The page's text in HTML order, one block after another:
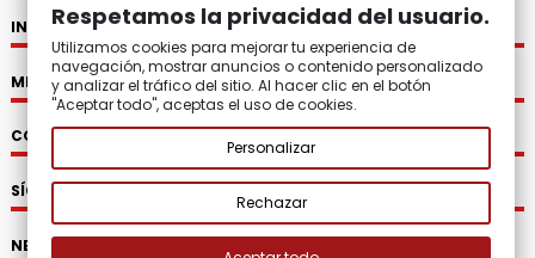
INFORMACIÓN
MI CUENTA
CONTACTO
SÍGUENOS
NEWSLETTER
Respetamos la privacidad del usuario.
Utilizamos cookies para mejorar tu experiencia de
navegación, mostrar anuncios o contenido personalizado
y analizar el tráfico del sitio. Al hacer clic en el botón
"Aceptar todo", aceptas el uso de cookies.
Personalizar
Rechazar